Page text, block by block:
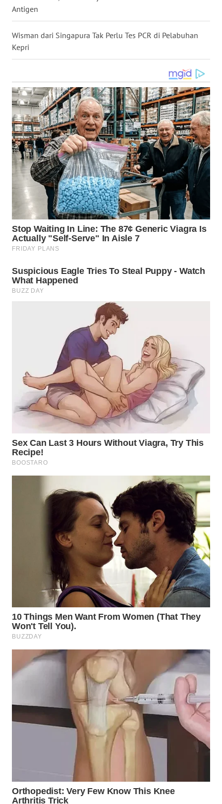
Antigen
Wisman dari Singapura Tak Perlu Tes PCR di Pelabuhan
Kepri
WN
NUSANTARA
WN
JOGJA
WN
JATIM
WN
BALI
WN
KALBAR
KALTENG
WN
KALTARA
WN
KALSEL
WN
GORONTALO
WN
WN
MALUKU
WN
NIAS
LANGKAT
SELATAN
KARO